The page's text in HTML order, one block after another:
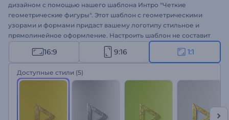
дизайном с помощью нашего шаблона Интро "Четкие
геометрические фигуры". Этот шаблон с геометрическими
узорами и формами придаст вашему логотипу стильное и
прямолинейное оформление. Настроить шаблон не составит
труда: загрузите свой логотип, напишите слоган, добавьте
фоновую музыку из нашей музыкальной библиотеки или
загрузите свою собственную. Идеально подходит для
продвижения товаров и услуг, интро или аутро каналов,
на новый уровень!
16:9 9:16 1:1
Доступные стили (5)